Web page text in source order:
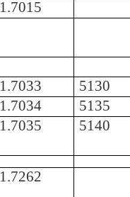
1.7015
1.7033
5130
1.7034
5135
1.7035 5140
1.7262